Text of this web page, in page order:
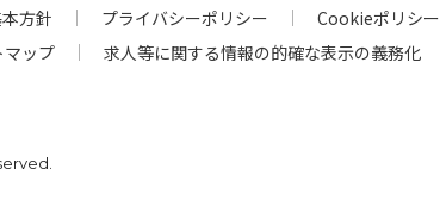
方針 プライバシーポリシー
Cookieポリシー
マップ 求人等に関する情報の的確な表示の義務化